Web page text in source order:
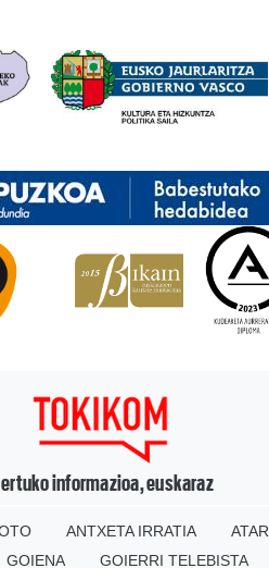
informazioa, euskaraz
ANTXETA IRRATIA
GOIENA GOIERRI TELEBISTA